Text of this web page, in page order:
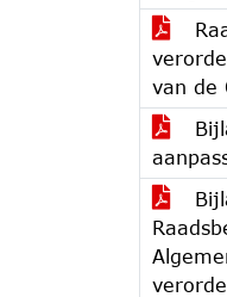
van de